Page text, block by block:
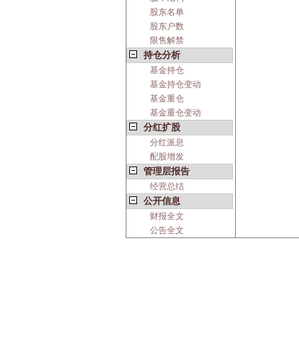
股东名单
股东户数
限售解禁
持仓分析
基金持仓
基金持仓变动
基金重仓
基金重仓变动
分红扩股
分红派息
配股增发
管理层报告
经营总结
公开信息
财报全文
公告全文